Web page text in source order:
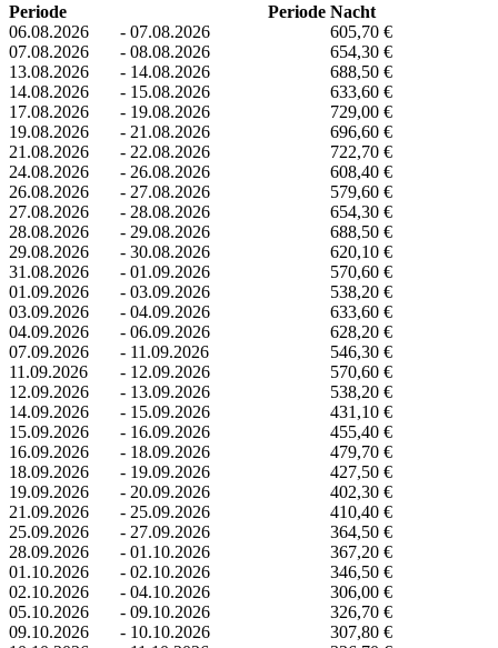
Periode Periode Nacht
06.08.2026
- 07.08.2026
605,70 €
07.08.2026
- 08.08.2026
654,30 €
13.08.2026
- 14.08.2026
688,50 €
14.08.2026
- 15.08.2026
633,60 €
17.08.2026
- 19.08.2026
729,00 €
19.08.2026
- 21.08.2026
696,60 €
21.08.2026
- 22.08.2026
722,70 €
24.08.2026
- 26.08.2026
608,40 €
26.08.2026
- 27.08.2026
579,60 €
27.08.2026
- 28.08.2026
654,30 €
28.08.2026
- 29.08.2026
688,50 €
29.08.2026
- 30.08.2026
620,10 €
31.08.2026
- 01.09.2026
570,60 €
01.09.2026
- 03.09.2026
538,20 €
03.09.2026
- 04.09.2026
633,60 €
04.09.2026
- 06.09.2026
628,20 €
07.09.2026
- 11.09.2026
546,30 €
11.09.2026
- 12.09.2026
570,60 €
12.09.2026
- 13.09.2026
538,20 €
14.09.2026
- 15.09.2026
431,10 €
15.09.2026
- 16.09.2026
455,40 €
16.09.2026
- 18.09.2026
479,70 €
18.09.2026
- 19.09.2026
427,50 €
19.09.2026
- 20.09.2026
402,30 €
21.09.2026
- 25.09.2026
410,40 €
25.09.2026
- 27.09.2026
364,50 €
28.09.2026
- 01.10.2026
367,20 €
01.10.2026
- 02.10.2026
346,50 €
02.10.2026
- 04.10.2026
306,00 €
05.10.2026
- 09.10.2026
326,70 €
09.10.2026
- 10.10.2026
307,80 €